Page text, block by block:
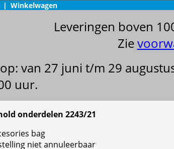
| Winkelwagen
Leveringen boven
Zie
van 27 juni t/m 29
uur.
onderdelen 2243/21
bag
niet annuleerbaar